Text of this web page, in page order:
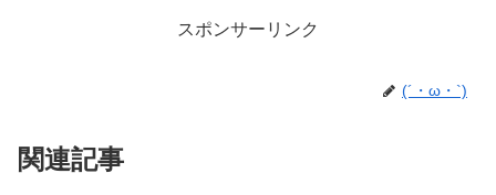
スポンサーリンク
(´・ω・`)
関連記事